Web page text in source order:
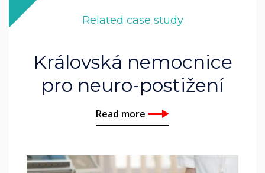
Related case study
Královská nemocnice
pro neuro-postižení
Read more